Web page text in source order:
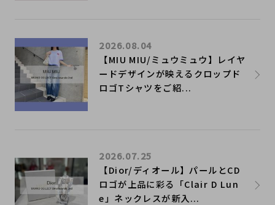
【MIU MIU/ミュウミュウ】レイヤ
ードデザインが映えるクロップド
ロゴTシャツをご紹...
2026.08.04
【Dior/ディオール】パールとCD
ロゴが上品に彩る「Clair D Lun
e」ネックレスが新入...
2026.07.25